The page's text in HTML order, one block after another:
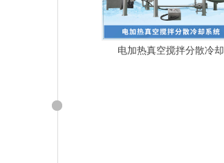
电加热真空搅拌分散冷却